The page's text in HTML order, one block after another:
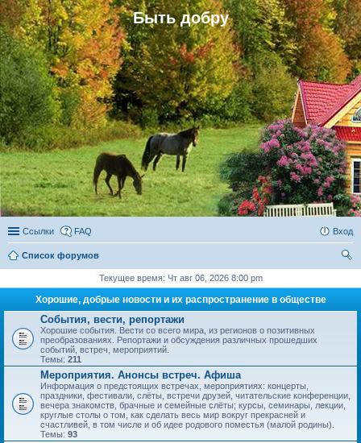
Быть добру
Ссылки FAQ Вход
Список форумов
Текущее время: Чт авг 06, 2026 8:00 pm
Хорошие, добрые новости и их распространение в обществе
События, вести, репортажи
Хорошие события. Вести со всего мира, из регионов о позитивных
преобразованиях. Репортажи и обсуждения различных прошедших
событий, встреч, мероприятий.
Темы: 211
Мероприятия. Анонсы встреч. Афиша
Информация о предстоящих встречах, мероприятиях: концерты,
праздники, фестивали, слёты, встречи друзей, читательские конференции,
вечера знакомств, брачные и семейные слёты; курсы, семинары, лекции,
круглые столы о том, как сделать весь мир вокруг прекрасней и
счастливей, в том числе и об идее родового поместья (малой родины).
Темы: 93